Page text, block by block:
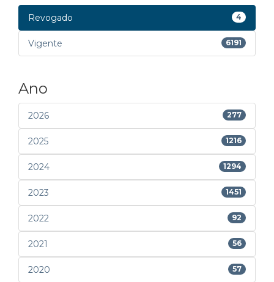
Revogado 4
Vigente 6191
Ano
2026 277
2025 1216
2024 1294
2023 1451
2022 92
2021 56
2020 57